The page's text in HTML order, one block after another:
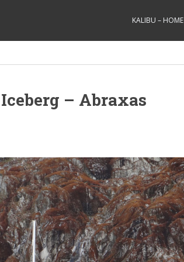
KALIBU – HOME
– Abraxas